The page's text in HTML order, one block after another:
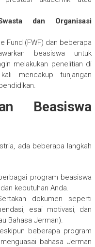
dan Organisasi
Fund (FWF) dan beberapa
beasiswa untuk
melakukan penelitian di
mencakup tunjangan
Beasiswa
ada beberapa langkah
program beasiswa
kebutuhan Anda.
dokumen seperti
esai motivasi, dan
Bahasa Jerman).
beberapa program
bahasa Jerman